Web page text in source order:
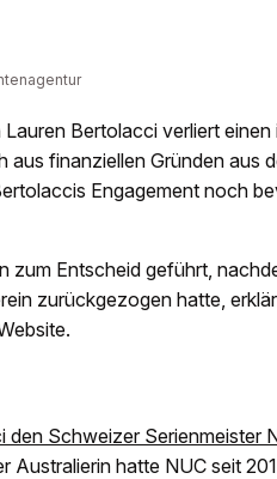
Bertolacci verliert
aus finanziellen Gründen aus
Engagement noch
zum Entscheid geführt,
zurückgezogen hatte,
den Schweizer Serienmeister
Australierin hatte NUC seit